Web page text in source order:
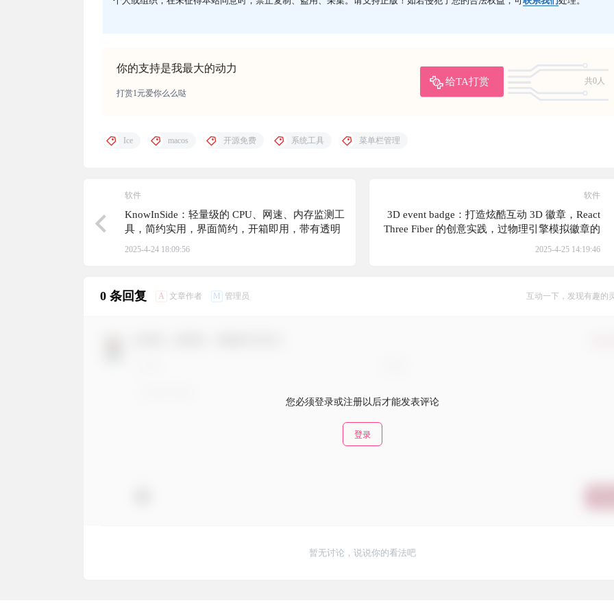
你的支持是我最大的动力
给TA打赏
共0人
打赏1元爱你么么哒
Ice macos 开源免费 系统工具 菜单栏管理
软件
KnowInSide：轻量级的 CPU、网速、内存监测工
具，简约实用，界面简约，开箱即用，带有透明
2025-4-24 18:09:56
软件
3D event badge：打造炫酷互动 3D 徽章，React
Three Fiber 的创意实践，过物理引擎模拟徽章的
2025-4-25 14:19:46
0 条回复 A 文章作者 M 管理员 互动一下，发现有趣的
您必须登录或注册以后才能发表评论
登录
暂无讨论，说说你的看法吧